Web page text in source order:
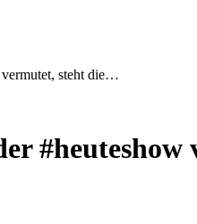
vermutet, steht die…